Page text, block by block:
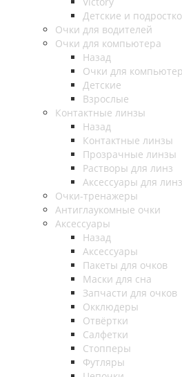
Детские и
Очки для водителей
Очки для компьютера
Назад
Очки для
Детские
Взрослые
Контактные линзы
Назад
Контактные линзы
Прозрачные линзы
Растворы для линз
Аксессуары для линз
Очки-тренажеры
Антиглаукомные очки
Аксессуары
Назад
Аксессуары
Пакеты для очков
Маски для сна
Запчасти для очков
Окклюдеры
Отвёртки
Салфетки
Стопперы
Футляры